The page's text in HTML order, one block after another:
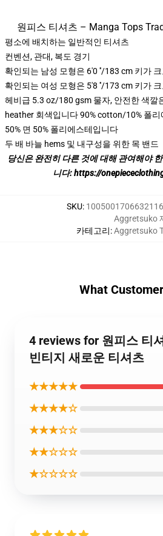
원피스 티셔츠 – Manga Tops
평소에 배치하는 일반적인 티셔츠
컨벤션, 관대, 복도 경기
확인되는 남성 모형은 6'0 ′′/183 cm 키가
확인되는 여성 모형은 5'8 ′′/173 cm 키가
헤비급 5.3 oz/180 gsm 물자, 안전한 색깔
heather 회색입니다 90% cotton/10% 폴
50% 면 50% 폴리에스테입니다
두 배 바늘 hems 및 내구성을 위한 목 밴드
당신은 완전히 다른 것에 대해 관여해야
니다:https://
SKU:
카테고리:
Aggretsuko
Aggretsuko
What
4 reviews for 원피스 티
빈티지 새로운 티셔츠
★★★★★
★★★★☆
★★★☆☆
★★☆☆☆
★☆☆☆☆